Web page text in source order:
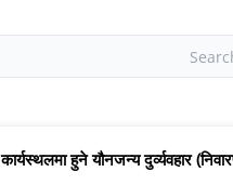
कार्यस्थलमा हुने यौनजन्य दुर्व्यवहार